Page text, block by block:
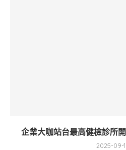
企業大咖站台最高健檢診所
2025-09-